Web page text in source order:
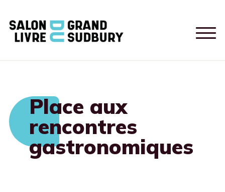
Place aux
rencontres
gastronomiques